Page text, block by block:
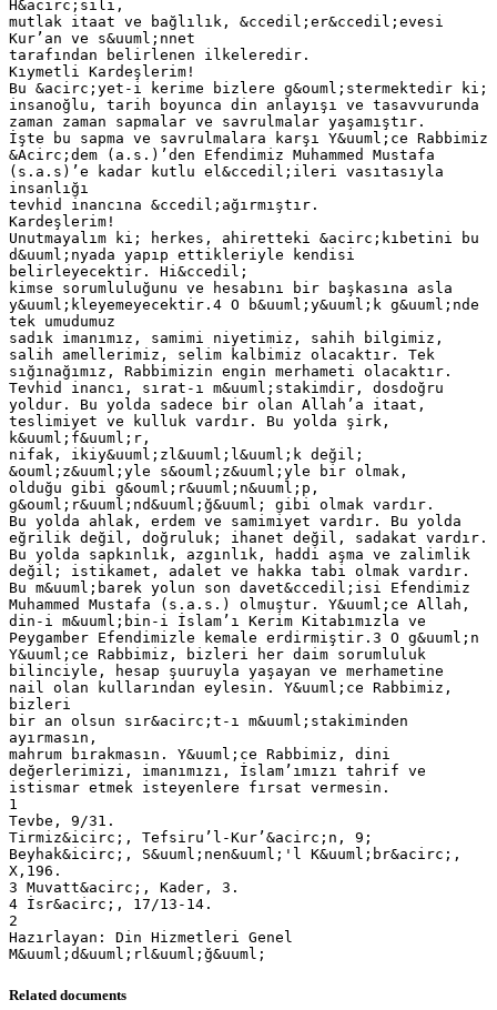
H&acirc;sılı,
mutlak itaat ve bağlılık, &ccedil;er&ccedil;evesi
Kur’an ve s&uuml;nnet
tarafından belirlenen ilkeleredir.
Kıymetli Kardeşlerim!
Bu &acirc;yet-i kerime bizlere g&ouml;stermektedir ki;
insanoğlu, tarih boyunca din anlayışı ve tasavvurunda
zaman zaman sapmalar ve savrulmalar yaşamıştır.
İşte bu sapma ve savrulmalara karşı Y&uuml;ce Rabbimiz
&Acirc;dem (a.s.)’den Efendimiz Muhammed Mustafa
(s.a.s)’e kadar kutlu el&ccedil;ileri vasıtasıyla
insanlığı
tevhid inancına &ccedil;ağırmıştır.
Kardeşlerim!
Unutmayalım ki; herkes, ahiretteki &acirc;kıbetini bu
d&uuml;nyada yapıp ettikleriyle kendisi
belirleyecektir. Hi&ccedil;
kimse sorumluluğunu ve hesabını bir başkasına asla
y&uuml;kleyemeyecektir.4 O b&uuml;y&uuml;k g&uuml;nde
tek umudumuz
sadık imanımız, samimi niyetimiz, sahih bilgimiz,
salih amellerimiz, selim kalbimiz olacaktır. Tek
sığınağımız, Rabbimizin engin merhameti olacaktır.
Tevhid inancı, sırat-ı m&uuml;stakimdir, dosdoğru
yoldur. Bu yolda sadece bir olan Allah’a itaat,
teslimiyet ve kulluk vardır. Bu yolda şirk,
k&uuml;f&uuml;r,
nifak, ikiy&uuml;zl&uuml;l&uuml;k değil;
&ouml;z&uuml;yle s&ouml;z&uuml;yle bir olmak,
olduğu gibi g&ouml;r&uuml;n&uuml;p,
g&ouml;r&uuml;nd&uuml;ğ&uuml; gibi olmak vardır.
Bu yolda ahlak, erdem ve samimiyet vardır. Bu yolda
eğrilik değil, doğruluk; ihanet değil, sadakat vardır.
Bu yolda sapkınlık, azgınlık, haddi aşma ve zalimlik
değil; istikamet, adalet ve hakka tabi olmak vardır.
Bu m&uuml;barek yolun son davet&ccedil;isi Efendimiz
Muhammed Mustafa (s.a.s.) olmuştur. Y&uuml;ce Allah,
din-i m&uuml;bin-i İslam’ı Kerim Kitabımızla ve
Peygamber Efendimizle kemale erdirmiştir.3 O g&uuml;n
Y&uuml;ce Rabbimiz, bizleri her daim sorumluluk
bilinciyle, hesap şuuruyla yaşayan ve merhametine
nail olan kullarından eylesin. Y&uuml;ce Rabbimiz,
bizleri
bir an olsun sır&acirc;t-ı m&uuml;stakiminden
ayırmasın,
mahrum bırakmasın. Y&uuml;ce Rabbimiz, dini
değerlerimizi, imanımızı, İslam’ımızı tahrif ve
istismar etmek isteyenlere fırsat vermesin.
1
Tevbe, 9/31.
Tirmiz&icirc;, Tefsiru’l-Kur’&acirc;n, 9;
Beyhak&icirc;, S&uuml;nen&uuml;'l K&uuml;br&acirc;,
X,196.
3 Muvatt&acirc;, Kader, 3.
4 İsr&acirc;, 17/13-14.
2
Hazırlayan: Din Hizmetleri Genel
Related documents